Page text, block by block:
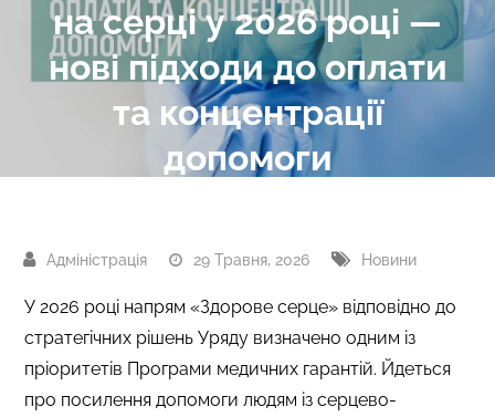
на серці у 2026 році —
нові підходи до оплати
та концентрації
допомоги
29 Травня, 2026 Новини
У 2026 році напрям «Здорове серце» відповідно до
стратегічних рішень Уряду визначено одним із
пріоритетів Програми медичних гарантій. Йдеться
про посилення допомоги людям із серцево-